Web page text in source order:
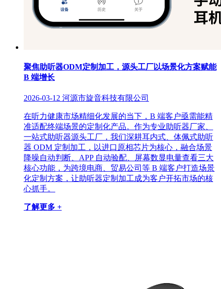
聚焦助听器ODM定制加工，源头工厂以场景化方案赋能
B 端增长
2026-03-12 河源市旋音科技有限公司
在听力健康市场精细化发展的当下，B 端客户亟需能精
准适配终端场景的定制化产品。作为专业助听器厂家、
一站式助听器源头工厂，我们深耕耳内式、体佩式助听
器 ODM 定制加工，以进口原相芯片为核心，融合场景
降噪自动判断、APP 自动验配、屏幕数显电量查看三大
核心功能，为跨境电商、贸易公司等 B 端客户打造场景
化定制方案，让助听器定制加工成为客户开拓市场的核
心抓手。
了解更多 +